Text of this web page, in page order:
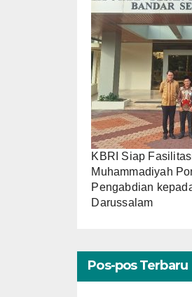
KBRI Siap
Muhammadiyah
Pengabdian
Darussalam
Pos-pos Terbaru